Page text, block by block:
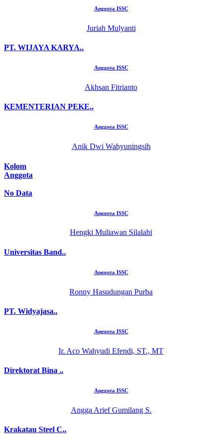
Anggota ISSC
Juriah Mulyanti
PT. WIJAYA KARYA..
Anggota ISSC
Akhsan Fitrianto
KEMENTERIAN PEKE..
Anggota ISSC
Anik Dwi Wahyuningsih
Kolom
Anggota
No Data
Anggota ISSC
Hengki Muliawan Silalahi
Universitas Band..
Anggota ISSC
Ronny Hasudungan Purba
PT. Widyajasa..
Anggota ISSC
Ir. Aco Wahyudi Efendi, ST., MT
Direktorat Bina ..
Anggota ISSC
Angga Arief Gumilang S.
Krakatau Steel C..